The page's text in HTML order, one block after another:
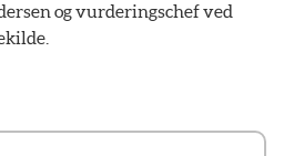
og vurderingschef ved